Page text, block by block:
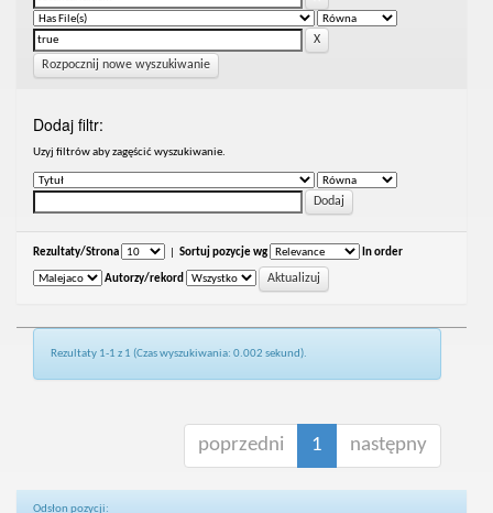
Rozpocznij nowe wyszukiwanie
Dodaj filtr:
Uzyj filtrów aby zagęścić wyszukiwanie.
Rezultaty/Strona Sortuj pozycje wg In order
Autorzy/rekord
Rezultaty 1-1 z 1 (Czas wyszukiwania: 0.002 sekund).
poprzedni 1 następny
Odsłon pozycji: